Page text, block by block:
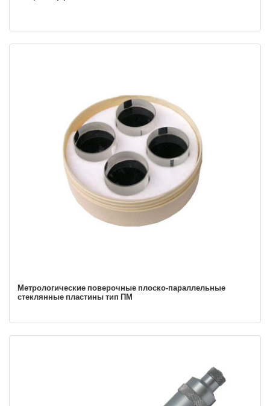
Метрологические поверочные плоско-параллельные
стеклянные пластины тип ПМ